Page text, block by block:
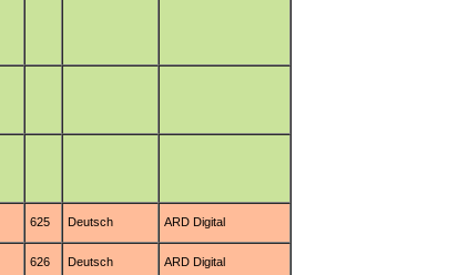
625 Deutsch ARD Digital
626 Deutsch ARD Digital